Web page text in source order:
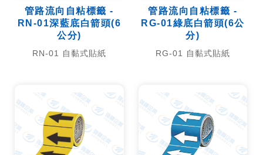
管路流向自粘標籤 -
RN-01深藍底白箭頭(6
公分)
RN-01 自黏式貼紙
管路流向自粘標籤 -
RG-01綠底白箭頭(6公
分)
RG-01 自黏式貼紙